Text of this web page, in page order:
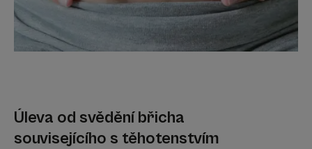
Úleva od svědění břicha
souvisejícího s těhotenstvím